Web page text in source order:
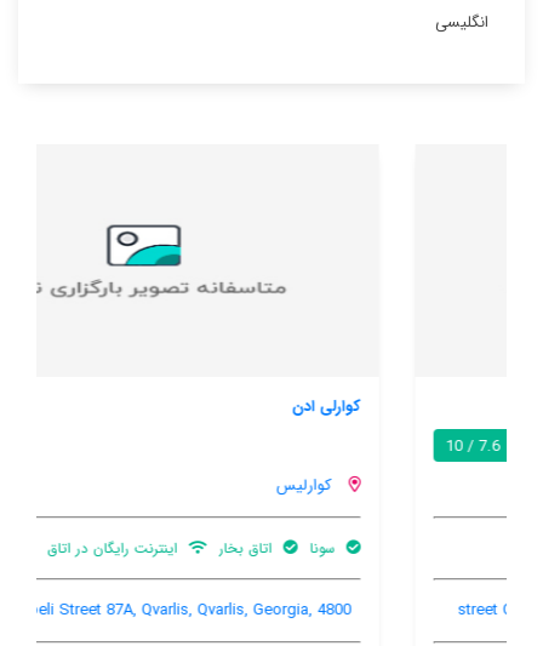
انگلیسی
اتاق بخار اینترنت رایگان در اتاق
Aghmashenebeli Street 87A, Qvarlis, Qvarlis, Georgia, 4800